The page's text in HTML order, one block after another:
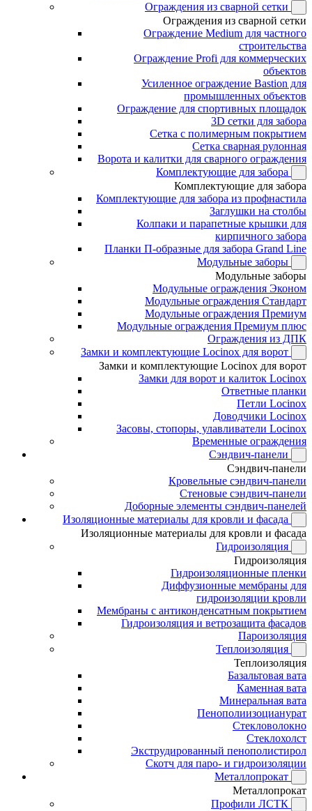
Ограждения из сварной сетки
Ограждения из сварной сетки
Ограждение Medium для частного
строительства
Ограждение Profi для коммерческих
объектов
Усиленное ограждение Bastion для
промышленных объектов
Ограждение для спортивных площадок
3D сетки для забора
Сетка с полимерным покрытием
Сетка сварная рулонная
Ворота и калитки для сварного ограждения
Комплектующие для забора
Комплектующие для забора
Комплектующие для забора из профнастила
Заглушки на столбы
Колпаки и парапетные крышки для
кирпичного забора
Планки П-образные для забора Grand Line
Модульные заборы
Модульные заборы
Модульные ограждения Эконом
Модульные ограждения Стандарт
Модульные ограждения Премиум
Модульные ограждения Премиум плюс
Ограждения из ДПК
Замки и комплектующие Locinox для ворот
Замки и комплектующие Locinox для ворот
Замки для ворот и калиток Locinox
Ответные планки
Петли Locinox
Доводчики Locinox
Засовы, стопоры, улавливатели Locinox
Временные ограждения
Сэндвич-панели
Сэндвич-панели
Кровельные сэндвич-панели
Стеновые сэндвич-панели
Доборные элементы сэндвич-панелей
Изоляционные материалы для кровли и фасада
Изоляционные материалы для кровли и фасада
Гидроизоляция
Гидроизоляция
Гидроизоляционные пленки
Диффузионные мембраны для
гидроизоляции кровли
Мембраны с антиконденсатным покрытием
Гидроизоляция и ветрозащита фасадов
Пароизоляция
Теплоизоляция
Теплоизоляция
Базальтовая вата
Каменная вата
Минеральная вата
Пенополиизоцианурат
Стекловолокно
Стеклохолст
Экструдированный пенополистирол
Скотч для паро- и гидроизоляции
Металлопрокат
Металлопрокат
Профили ЛСТК